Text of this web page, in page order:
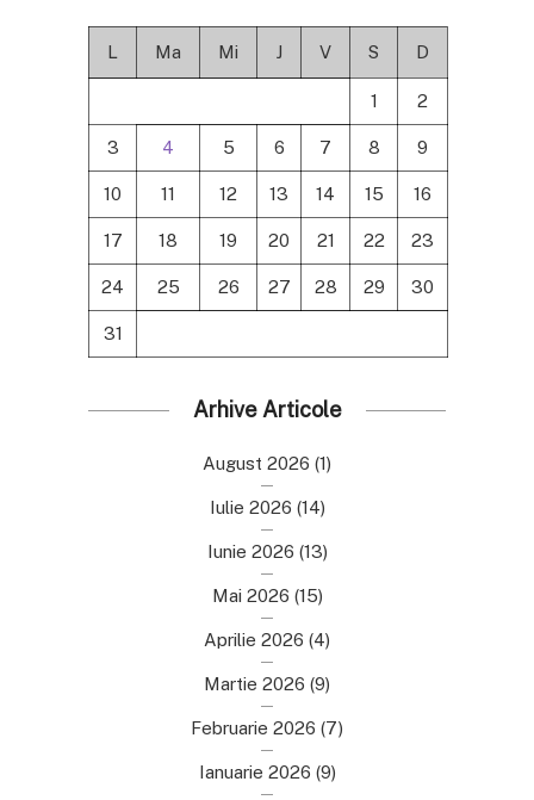
L Ma Mi J V S D
1 2
3 4 5 6 7 8 9
10 11 12 13 14 15 16
17 18 19 20 21 22 23
24 25 26 27 28 29 30
31
Arhive Articole
August 2026 (1)
Iulie 2026 (14)
Iunie 2026 (13)
Mai 2026 (15)
Aprilie 2026 (4)
Martie 2026 (9)
Februarie 2026 (7)
Ianuarie 2026 (9)